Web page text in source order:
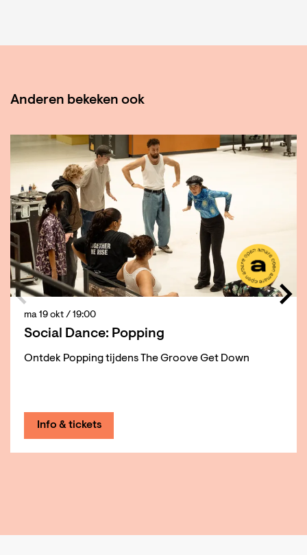
Anderen bekeken ook
Social Dance: Popping
Ontdek Popping tijdens The Groove Get Down
ma 19 okt / 19:00
Info & tickets